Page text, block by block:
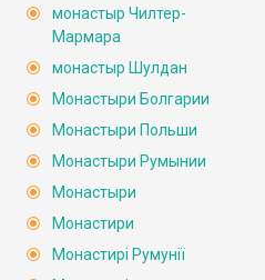
монастыр Чилтер-
Мармара
монастыр Шулдан
Монастыри Болгарии
Монастыри Польши
Монастыри Румынии
Монастыри
Монастири
Монастирі Румунії